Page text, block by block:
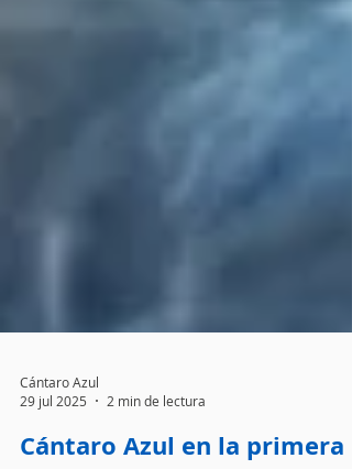
29 jul 2025
2 min de lectura